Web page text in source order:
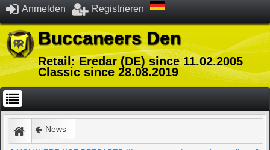
Anmelden Registrieren
Buccaneers Den
Retail: Eredar (DE) since 11.02.2005
Classic since 28.08.2019
News